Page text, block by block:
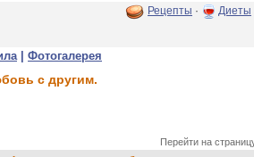
Рецепты · Диеты
| Фотогалерея
с другим.
Перейти на